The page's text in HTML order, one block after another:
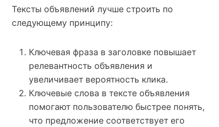
Тексты объявлений лучше строить по
следующему принципу:
Ключевая фраза в заголовке повышает
релевантность объявления и
увеличивает вероятность клика.
Ключевые слова в тексте объявления
помогают пользователю быстрее понять,
что предложение соответствует его